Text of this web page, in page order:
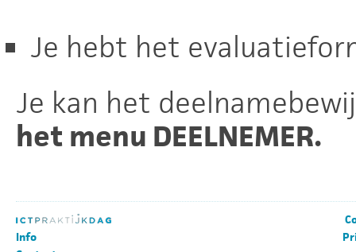
Je hebt het
Je kan het
het menu DEELNEMER.
Info